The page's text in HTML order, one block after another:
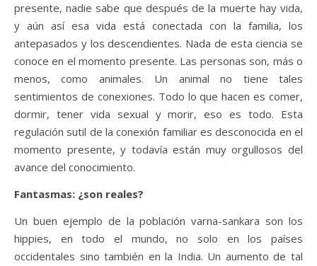
presente, nadie sabe que después de la muerte hay vida,
y aún así esa vida está conectada con la familia, los
antepasados ​​y los descendientes. Nada de esta ciencia se
conoce en el momento presente. Las personas son, más o
menos, como animales. Un animal no tiene tales
sentimientos de conexiones. Todo lo que hacen es comer,
dormir, tener vida sexual y morir, eso es todo. Esta
regulación sutil de la conexión familiar es desconocida en el
momento presente, y todavía están muy orgullosos del
avance del conocimiento.
Fantasmas: ¿son reales?
Un buen ejemplo de la población varna-sankara son los
hippies, en todo el mundo, no solo en los países
occidentales sino también en la India. Un aumento de tal